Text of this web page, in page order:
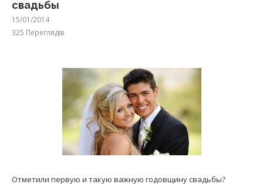
свадьбы
15/01/2014
325 Переглядів
Отметили первую и такую важную годовщину свадьбы?